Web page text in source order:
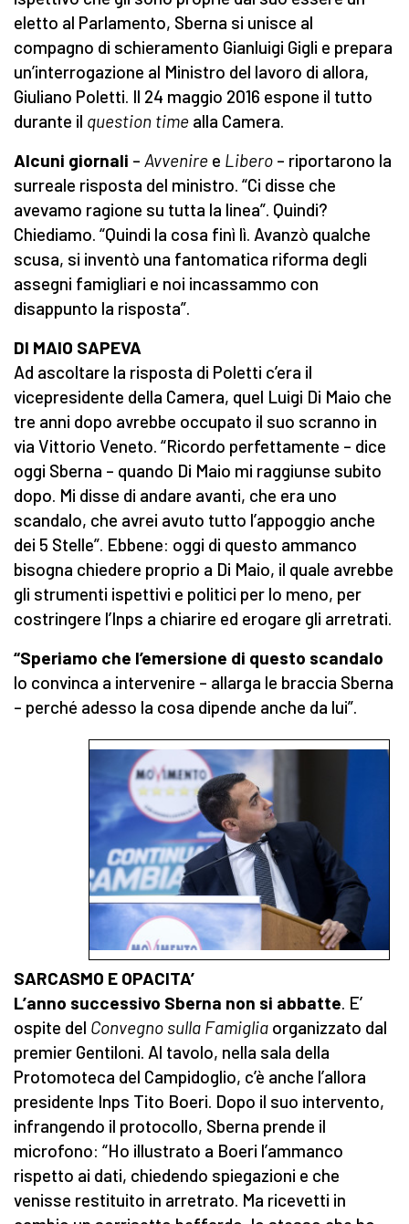
eletto al Parlamento, Sberna si unisce al
compagno di schieramento Gianluigi Gigli e prepara
un’interrogazione al Ministro del lavoro di allora,
Giuliano Poletti. Il 24 maggio 2016 espone il tutto
durante il question time alla Camera.
Alcuni giornali – Avvenire e Libero – riportarono la
surreale risposta del ministro. “Ci disse che
avevamo ragione su tutta la linea”. Quindi?
Chiediamo. “Quindi la cosa finì lì. Avanzò qualche
scusa, si inventò una fantomatica riforma degli
assegni famigliari e noi incassammo con
disappunto la risposta”.
DI MAIO SAPEVA
Ad ascoltare la risposta di Poletti c’era il
vicepresidente della Camera, quel Luigi Di Maio che
tre anni dopo avrebbe occupato il suo scranno in
via Vittorio Veneto. “Ricordo perfettamente – dice
oggi Sberna – quando Di Maio mi raggiunse subito
dopo. Mi disse di andare avanti, che era uno
scandalo, che avrei avuto tutto l’appoggio anche
dei 5 Stelle”. Ebbene: oggi di questo ammanco
bisogna chiedere proprio a Di Maio, il quale avrebbe
gli strumenti ispettivi e politici per lo meno, per
costringere l’Inps a chiarire ed erogare gli arretrati.
“Speriamo che l’emersione di questo scandalo
lo convinca a intervenire – allarga le braccia Sberna
– perché adesso la cosa dipende anche da lui”.
SARCASMO E OPACITA’
L’anno successivo Sberna non si abbatte. E’
ospite del Convegno sulla Famiglia organizzato dal
premier Gentiloni. Al tavolo, nella sala della
Protomoteca del Campidoglio, c’è anche l’allora
presidente Inps Tito Boeri. Dopo il suo intervento,
infrangendo il protocollo, Sberna prende il
microfono: “Ho illustrato a Boeri l’ammanco
rispetto ai dati, chiedendo spiegazioni e che
venisse restituito in arretrato. Ma ricevetti in